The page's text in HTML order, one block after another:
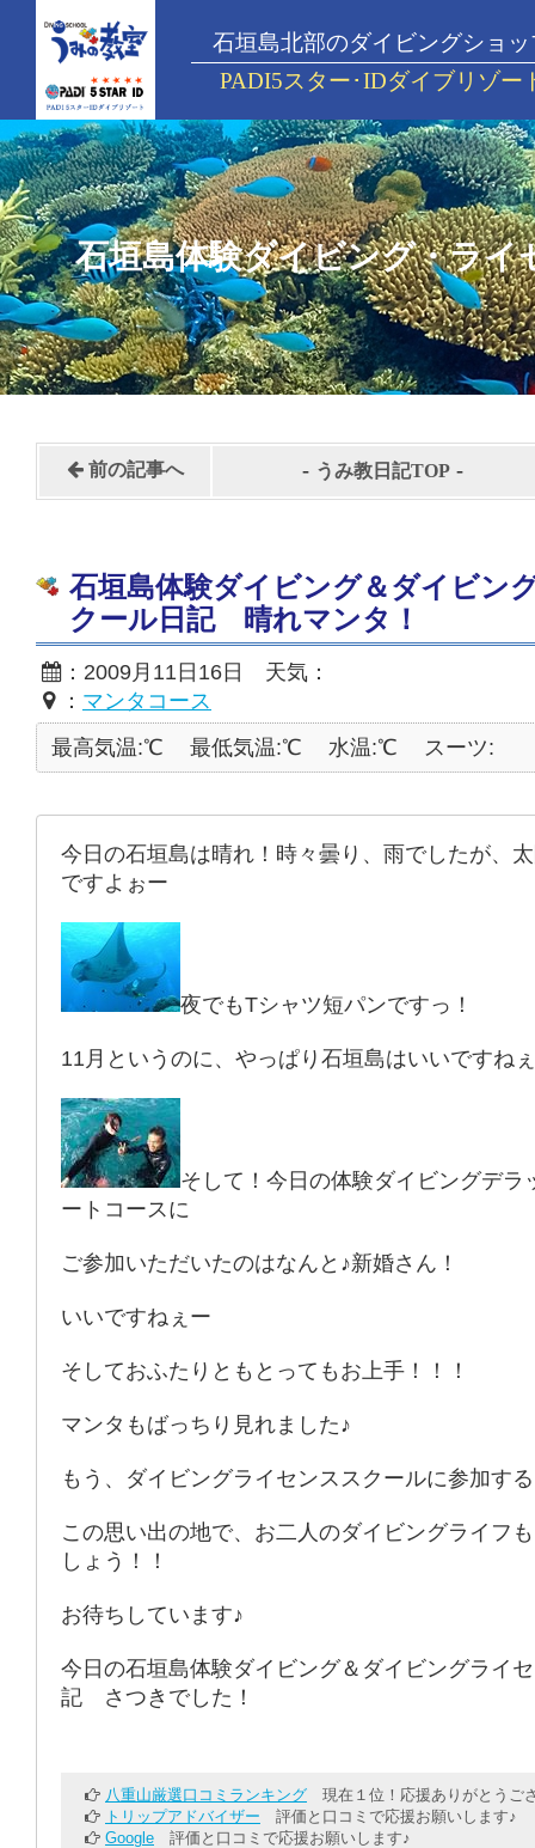
石垣島北部のダイビングショッ
PADI5スター･IDダイブリゾー
石垣島体験ダイビング・ライ
前の記事へ - うみ教日記TOP -
石垣島体験ダイビング＆ダイビン
クール日記 晴れマンタ！
：2009月11日16日 天気：
： マンタコース
最高気温:℃
最低気温:℃ 水温:℃ スーツ:
今日の石垣島は晴れ！時々曇り、雨でしたが、
ですよぉー
夜でもTシャツ短パンですっ！
11月というのに、やっぱり石垣島はいいですね
そして！今日の体験ダイビングデラ
ートコースに
ご参加いただいたのはなんと♪新婚さん！
いいですねぇー
そしておふたりともとってもお上手！！！
マンタもばっちり見れました♪
もう、ダイビングライセンススクールに参加す
この思い出の地で、お二人のダイビングライフ
しょう！！
お待ちしています♪
今日の石垣島体験ダイビング＆ダイビングライ
記 さつきでした！
八重山厳選口コミランキング 現在１位！応援ありがとうご
トリップアドバイザー 評価と口コミで応援お願いします♪
Google 評価と口コミで応援お願いします♪